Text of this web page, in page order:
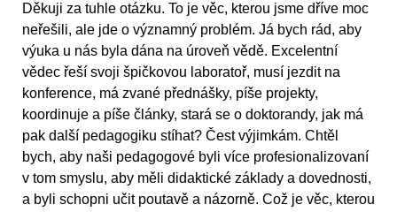
Děkuji za tuhle otázku. To je věc, kterou jsme dříve moc
neřešili, ale jde o významný problém. Já bych rád, aby
výuka u nás byla dána na úroveň vědě. Excelentní
vědec řeší svoji špičkovou laboratoř, musí jezdit na
konference, má zvané přednášky, píše projekty,
koordinuje a píše články, stará se o doktorandy, jak má
pak další pedagogiku stíhat? Čest výjimkám. Chtěl
bych, aby naši pedagogové byli více profesionalizovaní
v tom smyslu, aby měli didaktické základy a dovednosti,
a byli schopni učit poutavě a názorně. Což je věc, kterou